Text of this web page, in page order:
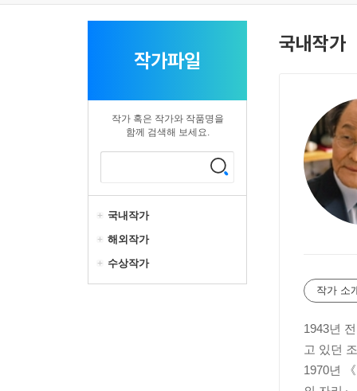
작가파일
작가 혹은 작가와 작품명을
함께 검색해 보세요.
국내작가
해외작가
수상작가
국내작가
작가 소
1943년
고 있던
1970년